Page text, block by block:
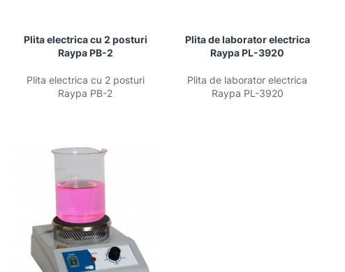
Plita electrica cu 2 posturi
Raypa PB-2
Plita electrica cu 2 posturi
Raypa PB-2
Plita de laborator electrica
Raypa PL-3920
Plita de laborator electrica
Raypa PL-3920